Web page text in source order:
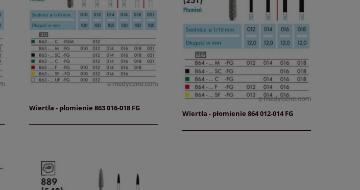
Wiertła - płomienie 863 016-018 FG
Wiertła - płomienie 864 012-014 FG